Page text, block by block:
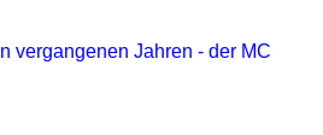
vergangenen Jahren - der MC